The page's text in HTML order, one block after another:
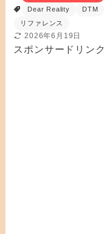
Dear Reality
DTM
リファレンス
2026年6月19日
スポンサードリンク